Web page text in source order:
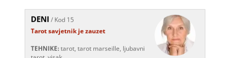
DENI/ Kod 15
Tarot savjetnik je zauzet
tarot, visak